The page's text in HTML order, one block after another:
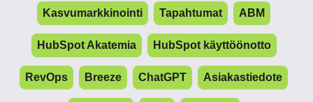
Kasvumarkkinointi Tapahtumat ABM
HubSpot Akatemia HubSpot käyttöönotto
RevOps Breeze ChatGPT Asiakastiedote